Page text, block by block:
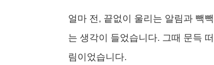
얼마 전, 끝없이 울리는 알림과 빽
는 생각이 들었습니다. 그때 문득
림이었습니다.